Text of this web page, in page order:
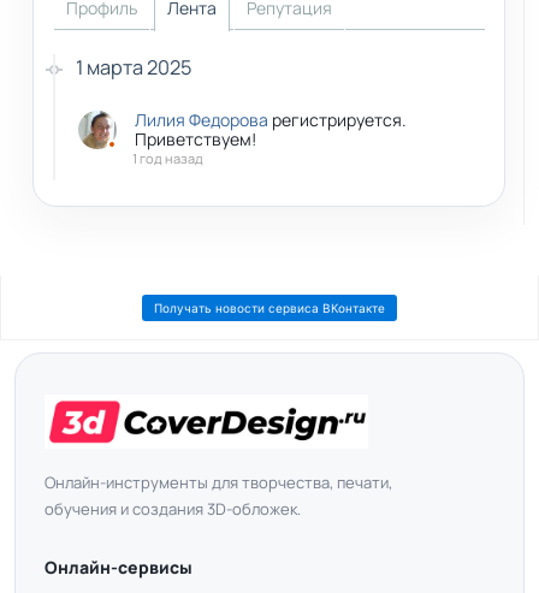
Профиль Лента Репутация
1 марта 2025
Лилия Федорова регистрируется.
Приветствуем!
1 год назад
Получать новости сервиса ВКонтакте
Онлайн-инструменты для творчества, печати,
обучения и создания 3D-обложек.
Онлайн-сервисы